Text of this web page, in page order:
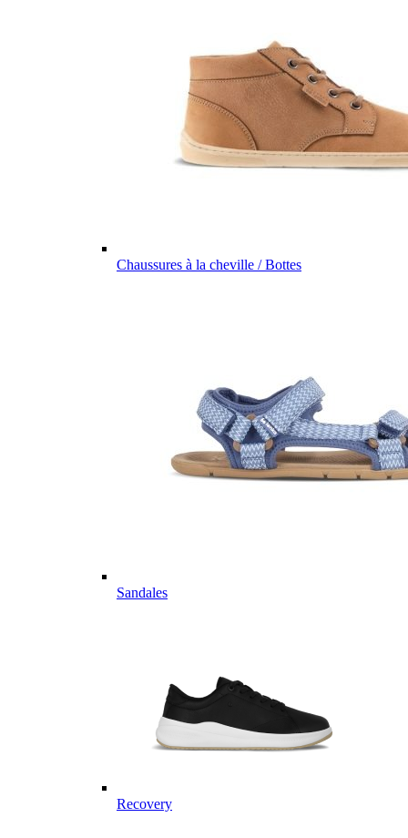
Chaussures à la cheville / Bottes
Sandales
Recovery